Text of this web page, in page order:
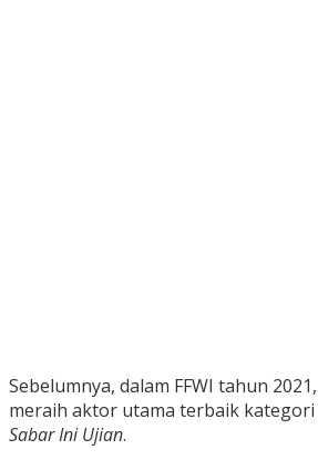
Sebelumnya, dalam FFWI tahun
meraih aktor utama terbaik kategori
Sabar Ini Ujian.